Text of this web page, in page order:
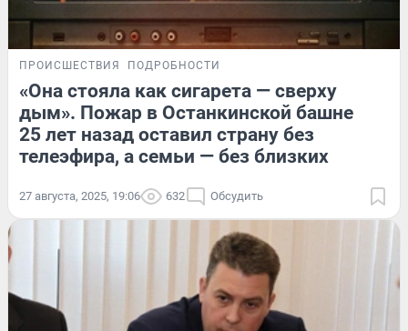
ПРОИСШЕСТВИЯ ПОДРОБНОСТИ
«Она стояла как сигарета — сверху
дым». Пожар в Останкинской башне
25 лет назад оставил страну без
телеэфира, а семьи — без близких
27 августа, 2025, 19:06 632 Обсудить